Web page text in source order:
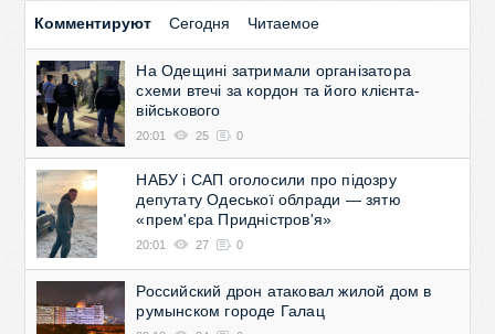
Комментируют Сегодня Читаемое
На Одещині затримали організатора
схеми втечі за кордон та його клієнта-
військового
20:01 25 0
НАБУ і САП оголосили про підозру
депутату Одеської облради — зятю
«прем'єра Придністров'я»
20:01 27 0
Российский дрон атаковал жилой дом в
румынском городе Галац